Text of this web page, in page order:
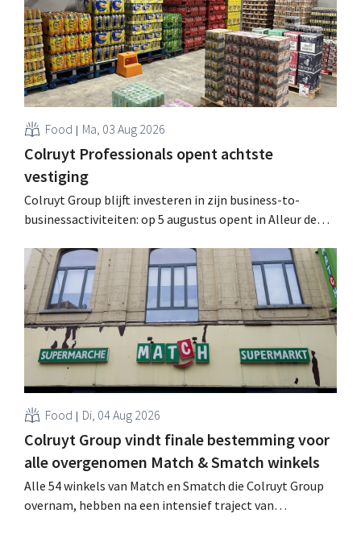
Food Ma, 03 Aug 2026
Colruyt Professionals opent achtste
vestiging
Colruyt Group blijft investeren in zijn business-to-
businessactiviteiten: op 5 augustus opent in Alleur de
winkelformule die zich uitsluitend richt op professionele
klanten. .
Food Di, 04 Aug 2026
Colruyt Group vindt finale bestemming voor
alle overgenomen Match & Smatch winkels
Alle 54 winkels van Match en Smatch die Colruyt Group
overnam, hebben na een intensief traject van